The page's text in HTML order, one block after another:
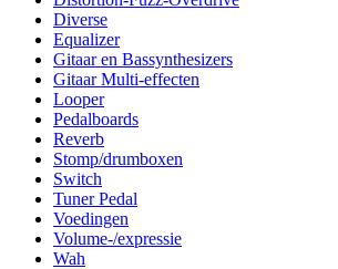
Diverse
Equalizer
Gitaar en Bassynthesizers
Gitaar Multi-effecten
Looper
Pedalboards
Reverb
Stomp/drumboxen
Switch
Tuner Pedal
Voedingen
Volume-/expressie
Wah